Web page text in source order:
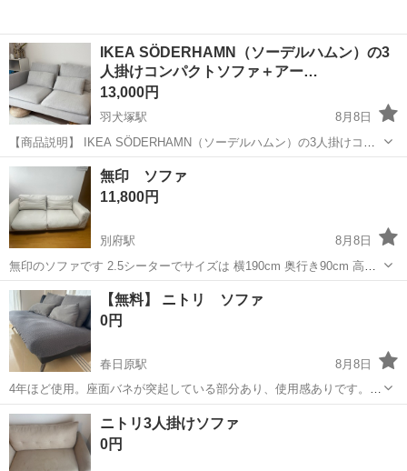
IKEA SÖDERHAMN（ソーデルハムン）の3
人掛けコンパクトソファ＋アー…
13,000円
羽犬塚駅
8月8日
【商品説明】 IKEA SÖDERHAMN（ソーデルハムン）の3人掛けコン
パクトソファ＋アームレストのセットです。 去年の5月にIKEAで新品
購入しました。 使用期間が比較的短く、現在も問題なくお使いいただ
けます。 【...
福岡 八女市 羽犬塚駅
無印 ソファ
11,800円
別府駅
8月8日
無印のソファです 2.5シーターでサイズは 横190cm 奥行き90cm 高さ
64cm くらいです 全体的にカバーをしていたのできれいな方だと思い
ますが、個人的な主観もありますので、写真でご判断ください 気にな
るとこ...
福岡 福岡市 別府駅 ソファ
【無料】 ニトリ ソファ
0円
春日原駅
8月8日
4年ほど使用。座面バネが突起している部分あり、使用感ありです。
無料で自宅まで引き取っていただける方探しています。 よろしくお願
いします。
福岡 大野城市 春日原駅
ニトリ3人掛けソファ
0円